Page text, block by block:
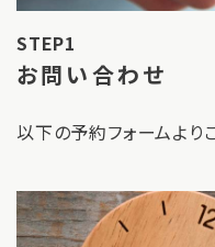
STEP1
お問い合わせ
以下の予約フォームより